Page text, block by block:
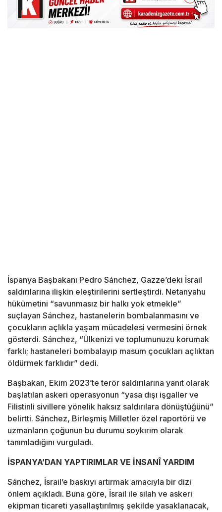
İspanya Başbakanı Pedro Sánchez, Gazze’deki İsrail
saldırılarına ilişkin eleştirilerini sertleştirdi. Netanyahu
hükümetini “savunmasız bir halkı yok etmekle”
suçlayan Sánchez, hastanelerin bombalanmasını ve
çocukların açlıkla yaşam mücadelesi vermesini örnek
gösterdi. Sánchez, “Ülkenizi ve toplumunuzu korumak
farklı; hastaneleri bombalayıp masum çocukları açlıktan
öldürmek farklıdır” dedi.
Başbakan, Ekim 2023’te terör saldırılarına yanıt olarak
başlatılan askeri operasyonun “yasa dışı işgaller ve
Filistinli sivillere yönelik haksız saldırılara dönüştüğünü”
belirtti. Sánchez, Birleşmiş Milletler özel raportörü ve
uzmanların çoğunun bu durumu soykırım olarak
tanımladığını vurguladı.
İSPANYA’DAN YAPTIRIMLAR VE İNSANÎ YARDIM
Sánchez, İsrail’e baskıyı artırmak amacıyla bir dizi
önlem açıkladı. Buna göre, İsrail ile silah ve askeri
ekipman ticareti yasallaştırılmış şekilde yasaklanacak,